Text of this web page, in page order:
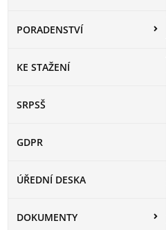
PORADENSTVÍ
KE STAŽENÍ
SRPSŠ
GDPR
ÚŘEDNÍ DESKA
DOKUMENTY